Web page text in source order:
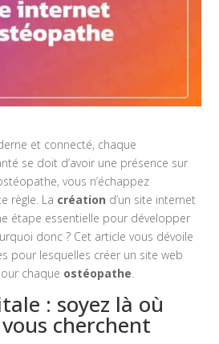
et connecté, chaque
se doit d’avoir une présence sur
vous n’échappez
règle. La création d’un site internet
étape essentielle pour développer
donc ? Cet article vous dévoile
pour lesquelles créer un site web
chaque ostéopathe.
: soyez là où
cherchent